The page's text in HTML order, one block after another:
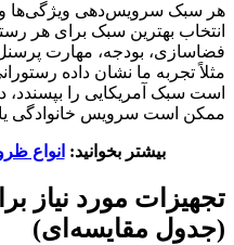
هر سبک سرویس‌دهی ویژگی‌ها و
انتخاب بهترین سبک برای هر
فضاسازی، بودجه، مهارت
مثلاً تجربه ما نشان داده
است سبک آمریکایی را بپسندد،
ممکن است سرویس خانوادگی
بیشتر بخوانید: انواع
تجهیزات مورد نیاز
(جدول مقایسه‌ای)